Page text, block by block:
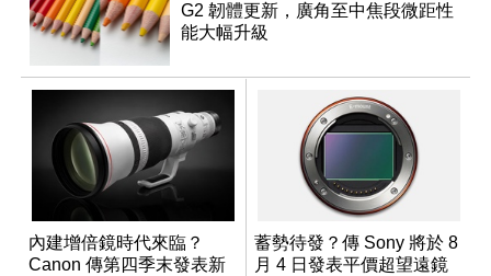
G2 韌體更新，廣角至中焦段微距性
能大幅升級
內建增倍鏡時代來臨？
Canon 傳第四季末發表新
蓄勢待發？傳 Sony 將於 8
月 4 日發表平價超望遠鏡